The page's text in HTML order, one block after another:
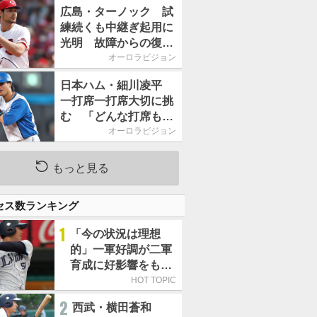
催
広島・ターノック 試
練続くも中継ぎ起用に
光明 故障からの復帰
期す／助っ人前半戦通
オーロラビジョン
日本ハム・細川凌平
一打席一打席大切に挑
む 「どんな打席も何
か意味のある打席にし
く！
オーロラビジョン
もっと見る
ス数ランキング
1
「今の状況は理想
的」一軍好調が二軍
育成に好影響をもた
らす西武 象徴は高
HOT TOPIC
2 西武・横田蒼和